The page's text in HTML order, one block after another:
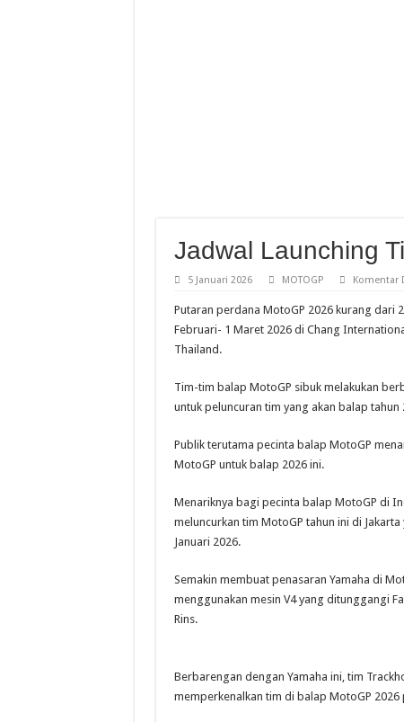
Jadwal Launching
5 Januari 2026 MOTOGP Komentar
Putaran perdana MotoGP 2026 kurang dari
Februari- 1 Maret 2026 di Chang
Thailand.
Tim-tim balap MotoGP sibuk melakukan
untuk peluncuran tim yang akan balap tahun
Publik terutama pecinta balap MotoGP
MotoGP untuk balap 2026 ini.
Menariknya bagi pecinta balap MotoGP di
meluncurkan tim MotoGP tahun ini di
Januari 2026.
Semakin membuat penasaran Yamaha di
menggunakan mesin V4 yang ditunggangi
Rins.
Berbarengan dengan Yamaha ini, tim
memperkenalkan tim di balap MotoGP 2026